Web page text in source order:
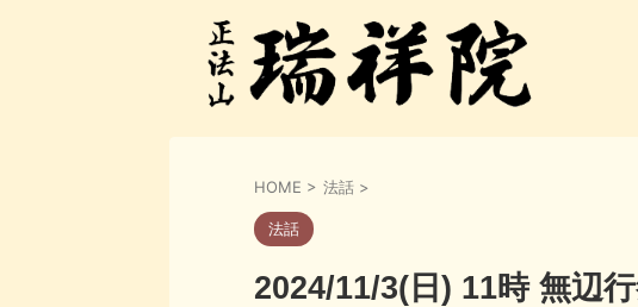
HOME > 法話 >
法話
2024/11/3(日) 11時 無辺